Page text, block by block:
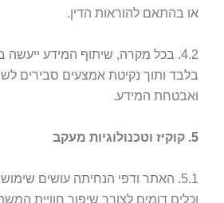
או בהתאם להוראות הדין.
4.2. בכל מקרה, שיתוף המידע
בלבד ותוך נקיטת אמצעים סבירים
ואבטחת המידע.
5. קוקיז וטכנולוגיות מעקב
5.1. האתר ודפי הנחיתה עושים
וכלים דומים לצורך שיפור חוויית